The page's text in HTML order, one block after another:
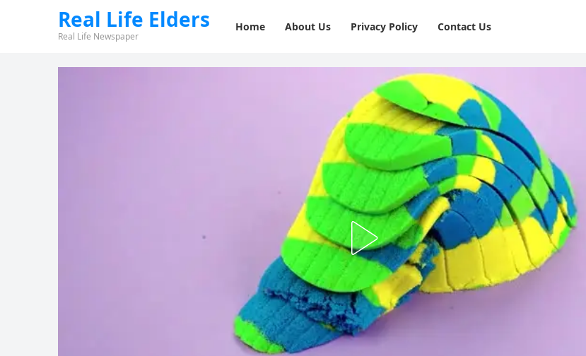
Real Life Elders
Real Life Newspaper
Home About Us Privacy Policy ⁠Contact Us